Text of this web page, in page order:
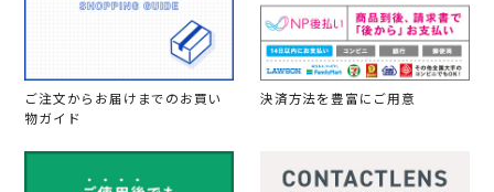
ご注文からお届けまでのお買い
物ガイド
決済方法を豊富にご用意